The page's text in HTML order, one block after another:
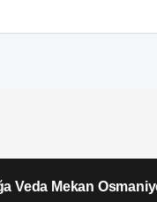
Veda Mekan